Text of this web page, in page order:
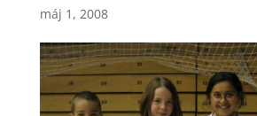
máj 1, 2008